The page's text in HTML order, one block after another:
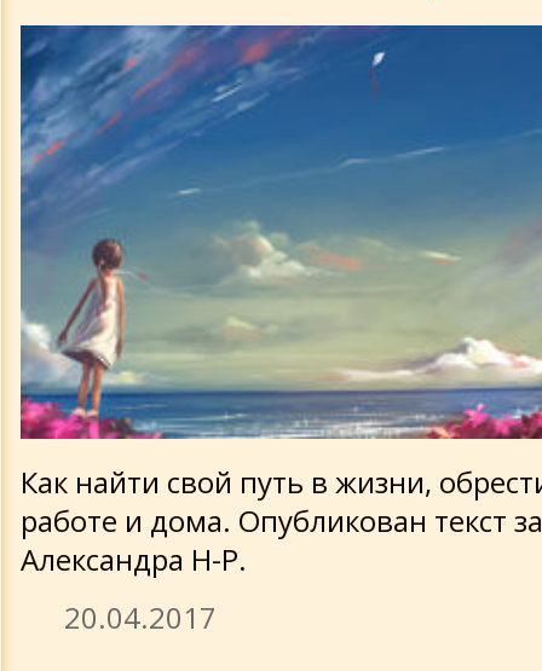
Как найти свой путь в жизни,
работе и дома. Опубликован текст
Александра Н-Р.
20.04.2017